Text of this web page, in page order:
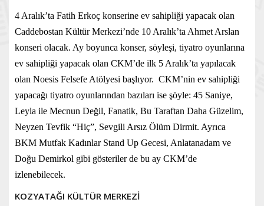
4 Aralık’ta Fatih Erkoç konserine ev sahipliği yapacak olan
Caddebostan Kültür Merkezi’nde 10 Aralık’ta Ahmet Arslan
konseri olacak. Ay boyunca konser, söyleşi, tiyatro oyunlarına
ev sahipliği yapacak olan CKM’de ilk 5 Aralık’ta yapılacak
olan Noesis Felsefe Atölyesi başlıyor. CKM’nin ev sahipliği
yapacağı tiyatro oyunlarından bazıları ise şöyle: 45 Saniye,
Leyla ile Mecnun Değil, Fanatik, Bu Taraftan Daha Güzelim,
Neyzen Tevfik “Hiç”, Sevgili Arsız Ölüm Dirmit. Ayrıca
BKM Mutfak Kadınlar Stand Up Gecesi, Anlatanadam ve
Doğu Demirkol gibi gösteriler de bu ay CKM’de
izlenebilecek.
KOZYATAĞI KÜLTÜR MERKEZİ